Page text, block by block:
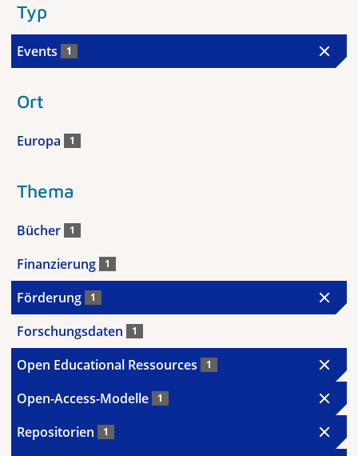
Typ
Events 1
Ort
Europa 1
Thema
Bücher 1
Finanzierung 1
Förderung 1
Forschungsdaten 1
Open Educational Ressources 1
Open-Access-Modelle 1
Repositorien 1